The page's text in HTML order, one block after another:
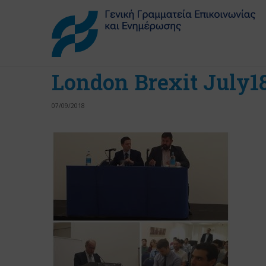
London Brexit
07/09/2018